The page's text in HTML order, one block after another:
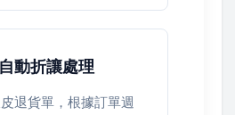
動折讓處理
退貨單，根據訂單週